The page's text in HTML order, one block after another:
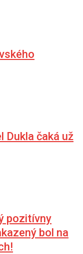
Dukla čaká už
pozitívny
bol na